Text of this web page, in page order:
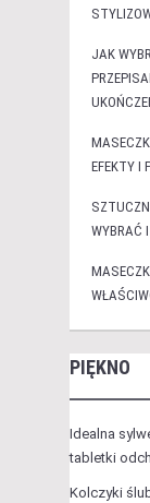
JAK
EFEKTY I
WYBRAĆ
PIĘKNO
Idealna
tabletki
Kolczyki